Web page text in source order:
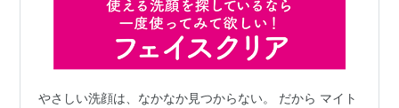
やさしい洗顔は、なかなか見つからない。 だから マイト